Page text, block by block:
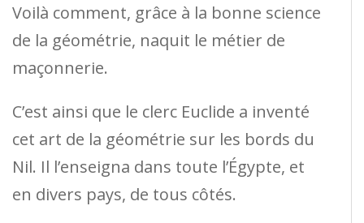
Voilà comment, grâce à la bonne science
de la géométrie, naquit le métier de
maçonnerie.
C’est ainsi que le clerc Euclide a inventé
cet art de la géométrie sur les bords du
Nil. Il l’enseigna dans toute l’Égypte, et
en divers pays, de tous côtés.